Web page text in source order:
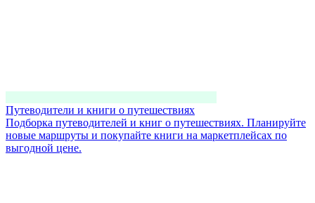
Путеводители и книги о путешествиях
Подборка путеводителей и книг о путешествиях. Планируйте
новые маршруты и покупайте книги на маркетплейсах по
выгодной цене.